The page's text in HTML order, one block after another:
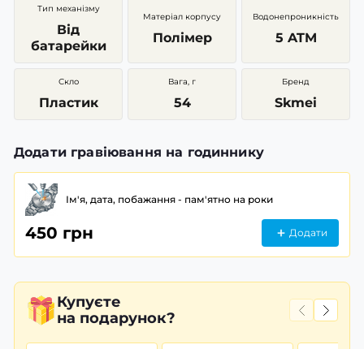
Тип механізму
Від
батарейки
Матеріал корпусу
Полімер
Водонепроникність
5 ATM
Скло
Пластик
Вага, г
54
Бренд
Skmei
Додати гравіювання на годиннику
Ім'я, дата, побажання - пам'ятно на роки
450 грн Додати
Купуєте
на подарунок?